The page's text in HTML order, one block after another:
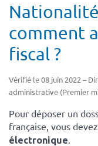
comment
fiscal ?
Vérifié le 08 juin 2022 –
administrative (Premier
Pour déposer un
française, vous
électronique